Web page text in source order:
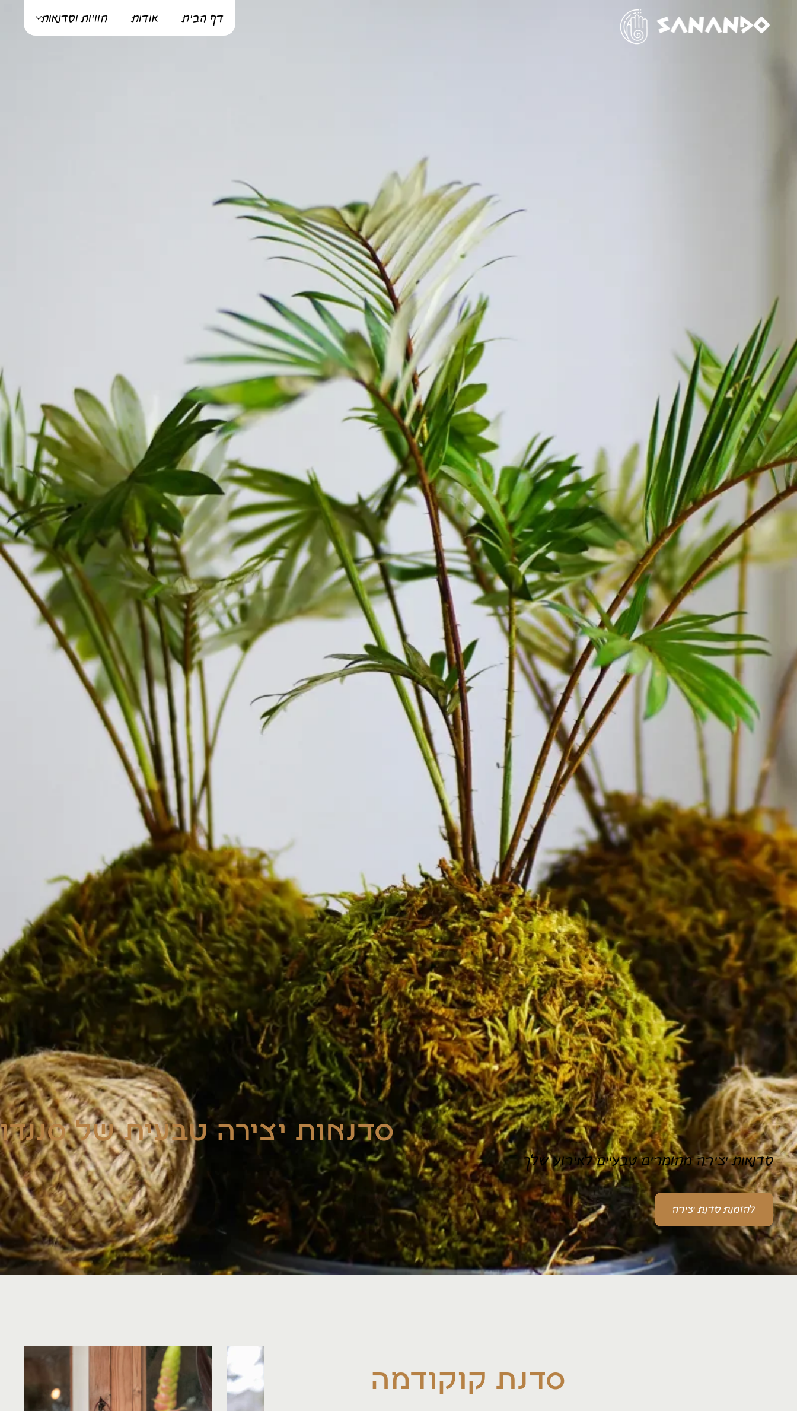
דף הבית אודות חוויות וסדנאות
סדנאות יצירה טבעית של סננדו
סדנאות יצירה מחומרים טבעיים לאירוע שלך
להזמנת סדנת יצירה
סדנת קוקודמה